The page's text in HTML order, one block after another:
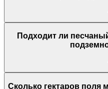
Подходит ли
Сколько гектаров поля